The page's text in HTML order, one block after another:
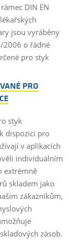
DIN EN
jsou vyráběny
2006 o řádné
pro styk
PRO
styk
dispozici pro
v aplikacích
individuálním
extrémně
skladem jako
zákazníkům,
zásob.